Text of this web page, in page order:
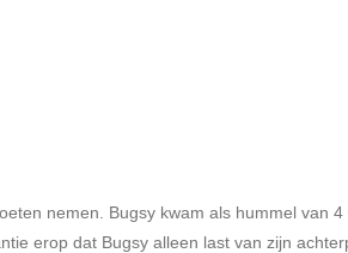
nemen. Bugsy kwam als hummel van
erop dat Bugsy alleen last van zijn